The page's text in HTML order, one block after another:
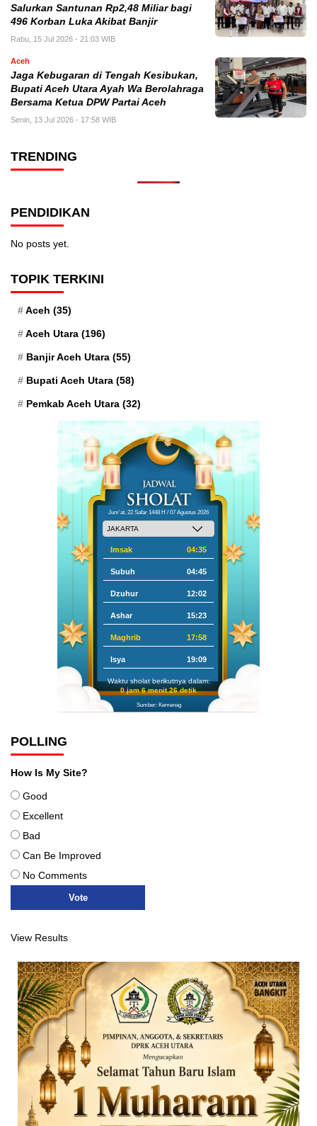
Salurkan Santunan Rp2,48 Miliar bagi
496 Korban Luka Akibat Banjir
Rabu, 15 Jul 2026 - 21:03 WIB
Aceh
Jaga Kebugaran di Tengah Kesibukan,
Bupati Aceh Utara Ayah Wa Berolahraga
Bersama Ketua DPW Partai Aceh
Senin, 13 Jul 2026 - 17:58 WIB
TRENDING
PENDIDIKAN
No posts yet.
TOPIK TERKINI
Aceh (35)
Aceh Utara (196)
Banjir Aceh Utara (55)
Bupati Aceh Utara (58)
Pemkab Aceh Utara (32)
Jum'at, 22 Safar 1448 H / 07 Agustus 2026
Imsak 04:35
Subuh 04:45
Dzuhur 12:02
Ashar 15:23
Maghrib 17:58
Isya 19:09
Waktu sholat berikutnya dalam:
0 jam 6 menit 25 detik
Sumber: Kemenag
POLLING
How Is My Site?
Good
Excellent
Bad
Can Be Improved
No Comments
View Results